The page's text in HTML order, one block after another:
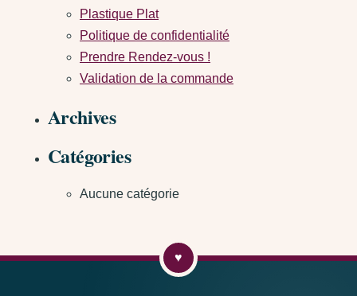
Plastique Plat
Politique de confidentialité
Prendre Rendez-vous !
Validation de la commande
Archives
Catégories
Aucune catégorie